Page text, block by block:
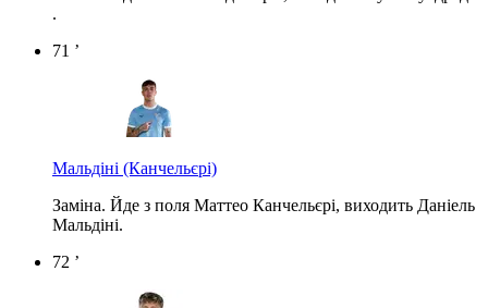
.
71 ’
Мальдіні (Канчельєрі)
Заміна. Йде з поля Маттео Канчельєрі, виходить Даніель
Мальдіні.
72 ’